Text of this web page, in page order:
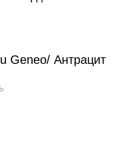
Geneo/ Антрацит